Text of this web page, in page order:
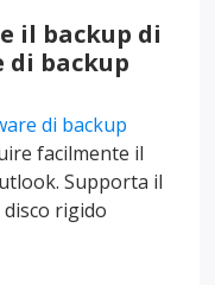
il backup di
backup
di backup
facilmente il
Supporta il
rigido